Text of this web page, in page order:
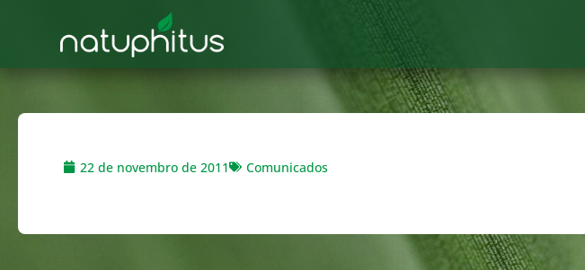
22 de novembro de 2011 Comunicados